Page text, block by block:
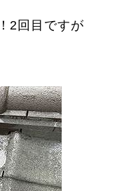
2回目ですが